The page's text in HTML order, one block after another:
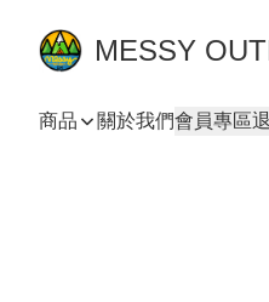
MESSY
商品 關於我們會員專區